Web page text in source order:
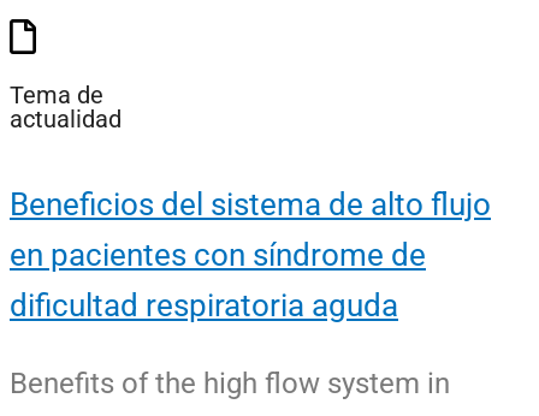
Tema de
actualidad
Beneficios del sistema de alto flujo
en pacientes con síndrome de
dificultad respiratoria aguda
Benefits of the high flow system in